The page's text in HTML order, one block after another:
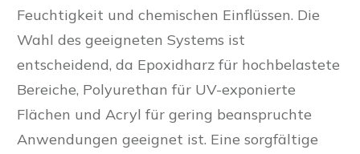
Feuchtigkeit und chemischen Einflüssen. Die
Wahl des geeigneten Systems ist
entscheidend, da Epoxidharz für hochbelastete
Bereiche, Polyurethan für UV-exponierte
Flächen und Acryl für gering beanspruchte
Anwendungen geeignet ist. Eine sorgfältige